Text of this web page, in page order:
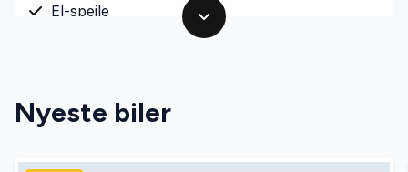
El-spejle
Højdejusterbart førersæde
Nyeste biler